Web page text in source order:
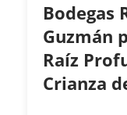
Bodegas
Guzmán
Raíz
Crianza